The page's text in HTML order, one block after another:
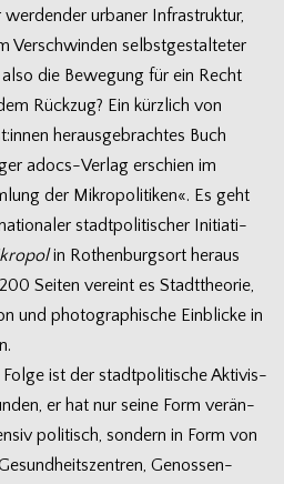
urba­ner Infra­struk­tur,
Ver­schwin­den selbst­ge­stal­te­ter
die Bewe­gung für ein Recht
Rück­zug? Ein kürz­lich von
her­aus­ge­brach­tes Buch
adocs-Verlag erschien im
der Mikro­po­li­ti­ken«. Es geht
stadt­po­li­ti­scher Initia­ti­
in Rothen­burg­sort her­aus
Sei­ten ver­eint es Stadt­theo­rie,
und pho­to­gra­phi­sche Ein­bli­cke in
Folge ist der stadt­po­li­ti­sche Akti­vis­
er hat nur seine Form ver­än­
poli­tisch, son­dern in Form von
Genos­sen­